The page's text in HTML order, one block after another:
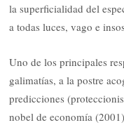
la superficialidad del
a todas luces, vago e
Uno de los principales
galimatías, a la postre
predicciones
nobel de economía